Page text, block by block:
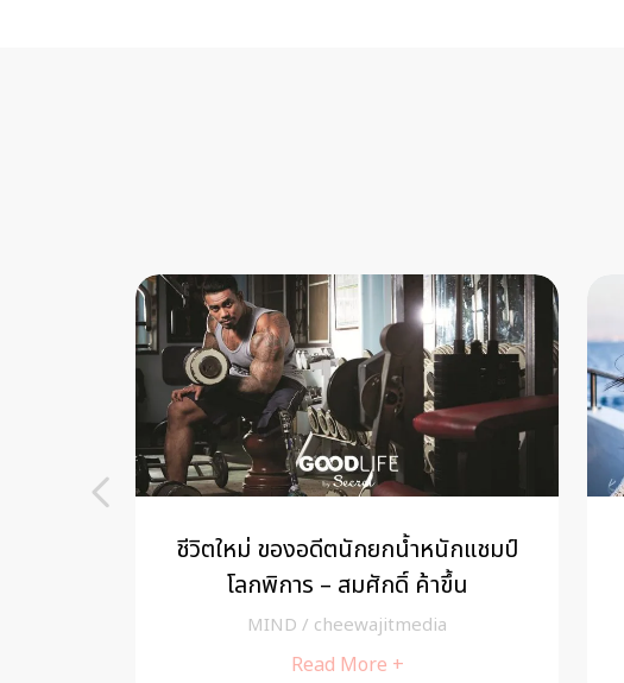
ชีวิตใหม่ ของอดีตนักยกน้ำหนักแชมป์
โลกพิการ – สมศักดิ์ ค้าขึ้น
MIND / cheewajitmedia
Read More +